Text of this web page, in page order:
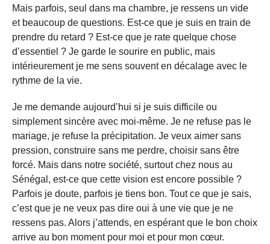
Mais parfois, seul dans ma chambre, je ressens un vide
et beaucoup de questions. Est-ce que je suis en train de
prendre du retard ? Est-ce que je rate quelque chose
d’essentiel ? Je garde le sourire en public, mais
intérieurement je me sens souvent en décalage avec le
rythme de la vie.
Je me demande aujourd’hui si je suis difficile ou
simplement sincère avec moi-même. Je ne refuse pas le
mariage, je refuse la précipitation. Je veux aimer sans
pression, construire sans me perdre, choisir sans être
forcé. Mais dans notre société, surtout chez nous au
Sénégal, est-ce que cette vision est encore possible ?
Parfois je doute, parfois je tiens bon. Tout ce que je sais,
c’est que je ne veux pas dire oui à une vie que je ne
ressens pas. Alors j’attends, en espérant que le bon choix
arrive au bon moment pour moi et pour mon cœur.